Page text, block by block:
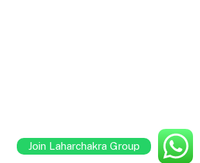
Join Laharchakra Group